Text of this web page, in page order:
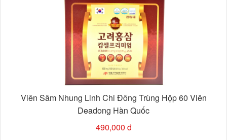
Viên Sâm Nhung Linh Chi Đông Trùng Hộp 60 Viên
Deadong Hàn Quốc
490,000 đ